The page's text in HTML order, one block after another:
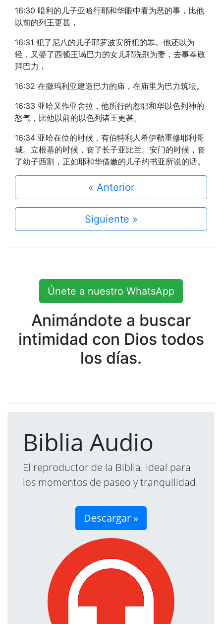
16:30 暗利的儿子亚哈行耶和华眼中看为恶的事，比他
以前的列王更甚，
16:31 犯了尼八的儿子耶罗波安所犯的罪。他还以为
轻，又娶了西顿王谒巴力的女儿耶洗别为妻，去事奉敬
拜巴力，
16:32 在撒玛利亚建造巴力的庙，在庙里为巴力筑坛。
16:33 亚哈又作亚舍拉，他所行的惹耶和华以色列神的
怒气，比他以前的以色列诸王更甚。
16:34 亚哈在位的时候，有伯特利人希伊勒重修耶利哥
城。立根基的时候，丧了长子亚比兰。安门的时候，丧
了幼子西割，正如耶和华借嫩的儿子约书亚所说的话。
« Anterior
Siguiente »
Únete a nuestro WhatsApp
Animándote a buscar
intimidad con Dios todos
los días.
Biblia Audio
El reproductor de la Biblia. Ideal para
los momentos de paseo y tranquilidad.
Descargar »